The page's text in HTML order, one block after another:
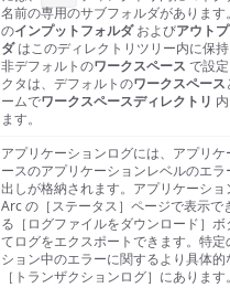
名前の専用のサブフォルダがあります
のインプットフォルダおよびアウト
ダはこのディレクトリツリー内に保持
非デフォルトのワークスペース で設
クタは、デフォルトのワークスペース
ームでワークスペースディレクトリ
ます。
アプリケーションログには、アプリケ
ースのアプリケーションレベルのエ
出しが格納されます。アプリケーショ
Arc の［ステータス］ページで表示で
る［ログファイルをダウンロード］ボ
てログをエクスポートできます。特定
ション中のエラーに関するより具体的
［トランザクションログ］にあります。